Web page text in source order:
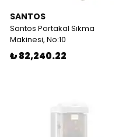
SANTOS
Santos Portakal Sıkma
Makinesi, No:10
₺ 82,240.22